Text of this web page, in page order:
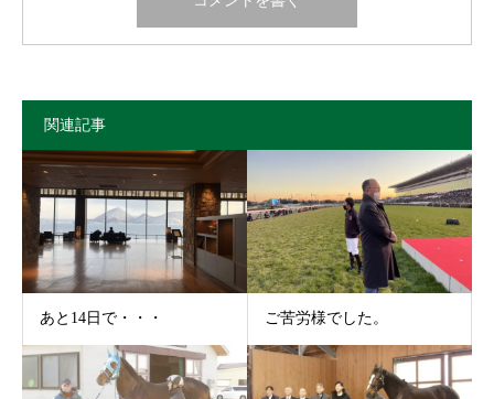
関連記事
あと14日で・・・ ご苦労様でした。